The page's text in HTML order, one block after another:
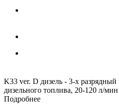
K33 ver. D дизель - 3-х
дизельного топлива, 20-120 л/мин
Подробнее